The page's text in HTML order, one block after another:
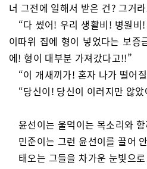
너 그전에 일해서 받은 건? 그거
“다 썼어! 우리 생활비! 병원
이따위 집에 형이 넣었다는 보증
에! 형이 대부분 가져갔다고!!”
“이 개새끼가! 혼자 나가 떨어
“당신이! 당신이 이러지만 않
윤선이는 울먹이는 목소리와
민준이는 그런 윤선이를 끌어
태오는 그들을 차가운 눈빛으